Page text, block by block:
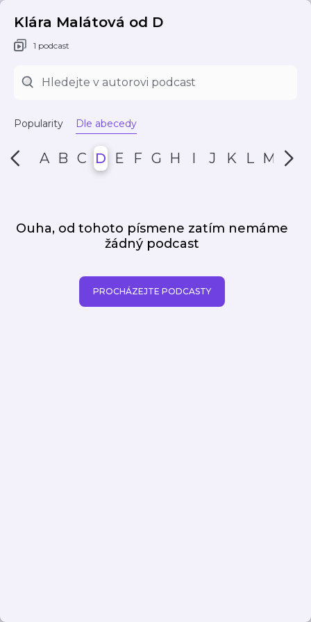
Klára Malátová od D
1 podcast
Popularity Dle abecedy
A B C D E F G H I J K L M N
Ouha, od tohoto písmene zatím nemáme
žádný podcast
PROCHÁZEJTE PODCASTY